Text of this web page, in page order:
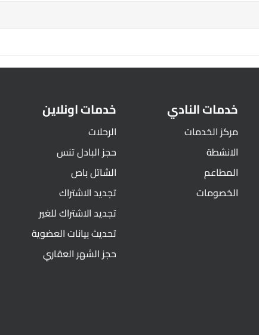
خدمات النادي
مركز الخدمات
الانشطة
المطاعم
الخصومات
خدمات اونلاين
الرحلات
حجز البادل تنس
الشاتل باص
تجديد الاشتراك
تجديد الاشتراك للغير
تحديث بيانات العضوية
حجز الشهر العقاري